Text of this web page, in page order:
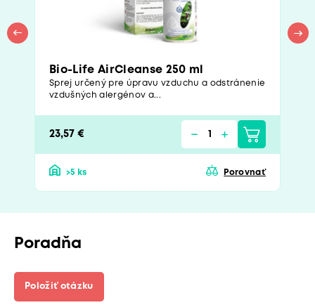
Bio-Life AirCleanse 250 ml
Sprej určený pre úpravu vzduchu a odstránenie
vzdušných alergénov a...
23,57 €
>5 ks Porovnať
Poradňa
Položiť otázku